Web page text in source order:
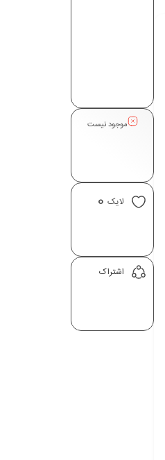
موجود نیست
لایک 0
اشتراک